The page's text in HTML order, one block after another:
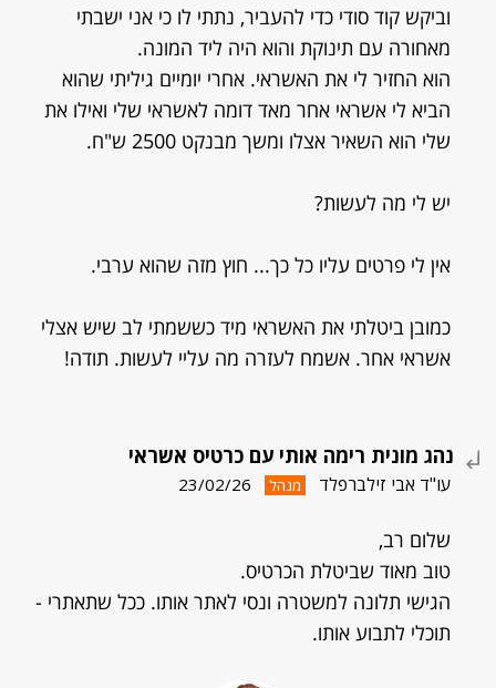
וביקש קוד סודי כדי להעביר, נתתי לו כי אני ישבתי
מאחורה עם תינוקת והוא היה ליד המונה.
הוא החזיר לי את האשראי. אחרי יומיים גיליתי שהוא
הביא לי אשראי אחר מאד דומה לאשראי שלי ואילו את
שלי הוא השאיר אצלו ומשך מבנקט 2500 ש"ח.
יש לי מה לעשות?
אין לי פרטים עליו כל כך... חוץ מזה שהוא ערבי.
כמובן ביטלתי את האשראי מיד כששמתי לב שיש אצלי
אשראי אחר. אשמח לעזרה מה עליי לעשות. תודה!
נהג מונית רימה אותי עם כרטיס אשראי
עו"ד אבי זילברפלד מנהל 23/02/26
שלום רב,
טוב מאוד שביטלת הכרטיס.
הגישי תלונה למשטרה ונסי לאתר אותו. ככל שתאתרי -
תוכלי לתבוע אותו.